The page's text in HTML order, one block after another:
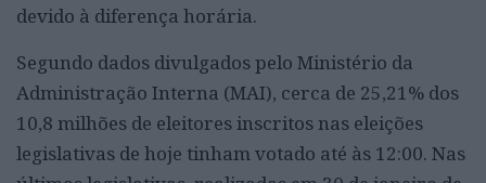
devido à diferença horária.
Segundo dados divulgados pelo Ministério da
Administração Interna (MAI), cerca de 25,21% dos
10,8 milhões de eleitores inscritos nas eleições
legislativas de hoje tinham votado até às 12:00. Nas